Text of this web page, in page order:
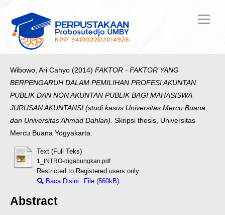
Wibowo, Ari Cahyo (2014) FAKTOR - FAKTOR YANG
BERPENGARUH DALAM PEMILIHAN PROFESI AKUNTAN
PUBLIK DAN NON AKUNTAN PUBLIK BAGI MAHASISWA
JURUSAN AKUNTANSI (studi kasus Universitas Mercu Buana
dan Universitas Ahmad Dahlan). Skripsi thesis, Universitas
Mercu Buana Yogyakarta.
Text (Full Teks)
1_INTRO-digabungkan.pdf
Restricted to Registered users only
Baca Disini
File (560kB)
Abstract